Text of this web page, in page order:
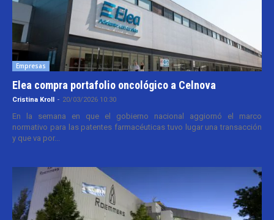
Empresas
Elea compra portafolio oncológico a Celnova
Cristina Kroll - 20/03/2026 10:30
En la semana en que el gobierno nacional aggiornó el marco
normativo para las patentes farmacéuticas tuvo lugar una transacción
y que va por...